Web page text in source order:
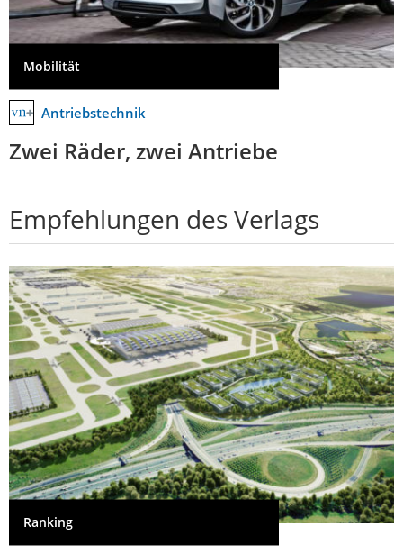
Mobilität
Antriebstechnik
Zwei Räder, zwei Antriebe
Empfehlungen des Verlags
Ranking